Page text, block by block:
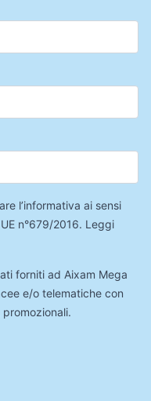
l’informativa ai sensi
n°679/2016. Leggi
forniti ad Aixam Mega
e/o telematiche con